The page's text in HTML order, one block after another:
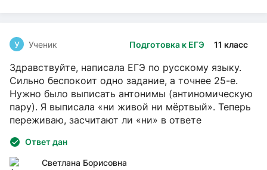
Подготовка к ЕГЭ 11 класс
У Ученик
Здравствуйте, написала ЕГЭ по русскому языку.
Сильно беспокоит одно задание, а точнее 25-е.
Нужно было выписать антонимы (антиномическую
пару). Я выписала «ни живой ни мёртвый». Теперь
переживаю, засчитают ли «ни» в ответе
Ответ дан
Светлана Борисовна